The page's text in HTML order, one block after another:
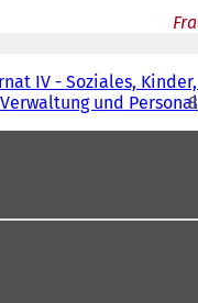
IV - Soziales,
Verwaltung und Personal